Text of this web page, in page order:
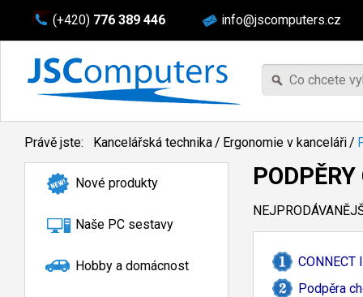
(+420) 776 389 446 info@jscomputers.cz
Právě jste: Kancelářská technika/ Ergonomie v kanceláři/
Nové produkty
Naše PC sestavy
Hobby a domácnost
Podpěra